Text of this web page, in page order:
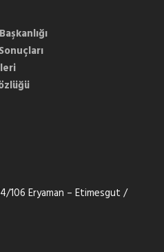
106 Eryaman – Etimesgut /